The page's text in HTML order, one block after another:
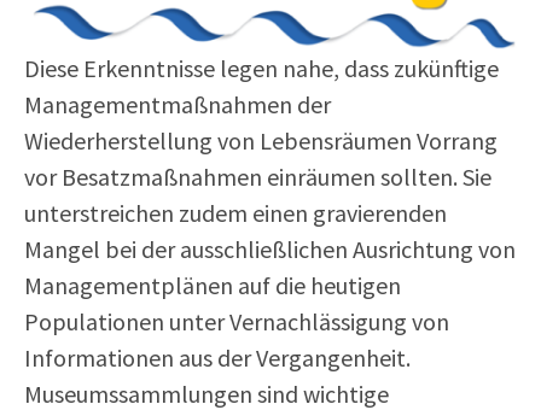
Diese Erkenntnisse legen nahe, dass zukünftige
Managementmaßnahmen der
Wiederherstellung von Lebensräumen Vorrang
vor Besatzmaßnahmen einräumen sollten. Sie
unterstreichen zudem einen gravierenden
Mangel bei der ausschließlichen Ausrichtung von
Managementplänen auf die heutigen
Populationen unter Vernachlässigung von
Informationen aus der Vergangenheit.
Museumssammlungen sind wichtige